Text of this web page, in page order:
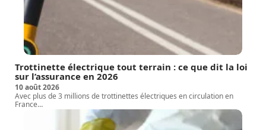
Trottinette électrique tout terrain : ce que dit la loi
sur l’assurance en 2026
10 août 2026
Avec plus de 3 millions de trottinettes électriques en circulation en
France…